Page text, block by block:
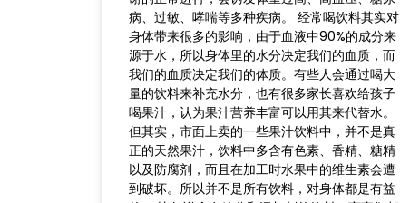
病、过敏、哮喘等多种疾病。 经常喝饮料其实对
身体带来很多的影响，由于血液中90%的成分来
源于水，所以身体里的水分决定我们的血质，而
我们的血质决定我们的体质。有些人会通过喝大
量的饮料来补充水分，也有很多家长喜欢给孩子
喝果汁，认为果汁营养丰富可以用其来代替水。
但其实，市面上卖的一些果汁饮料中，并不是真
正的天然果汁，饮料中多含有色素、香精、糖精
以及防腐剂，而且在加工时水果中的维生素会遭
到破坏。所以并不是所有饮料，对身体都是有益